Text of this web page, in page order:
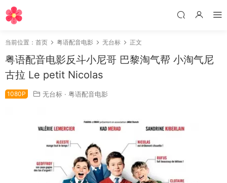
当前位置： 首页 粤语配音电影 无台标 正文
粤语配音电影反斗小尼哥 巴黎淘气帮 小淘气尼
古拉 Le petit Nicolas
1080P 无台标 · 粤语配音电影